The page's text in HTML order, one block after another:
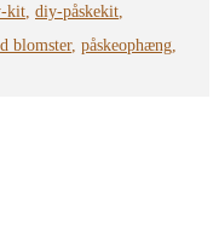
kit diy-påskekit
blomster, påskeophæng